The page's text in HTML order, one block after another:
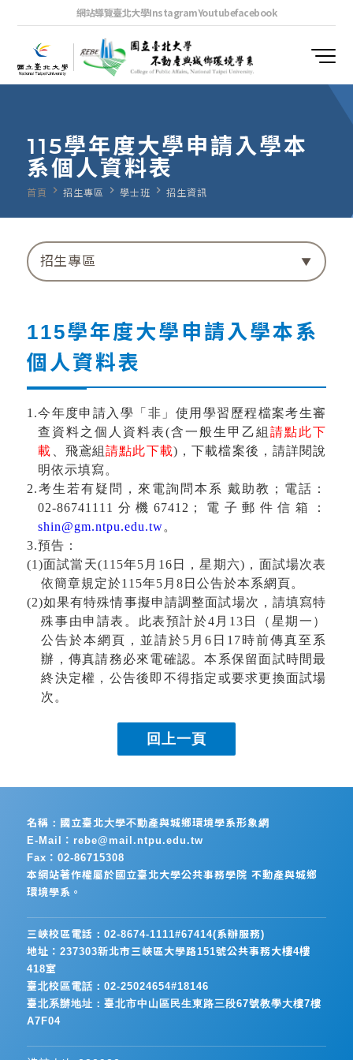
網站導覽臺北大學InstagramYoutubefacebook
115學年度大學申請入學本
系個人資料表
首頁 navigate_next 招生專區 navigate_next 學士班 navigate_next 招生資訊
招生專區
115學年度大學申請入學本系
個人資料表
1.今年度申請入學「非」使用學習歷程檔案考生審
查資料之個人資料表(含一般生甲乙組請點此下
載 、飛鳶組請點此下載) ，下載檔案後，請詳閱說
明依示填寫。
2.考生若有疑問，來電詢問本系 戴助教；電話：
02-86741111 分機 67412 ；電子郵件信箱：
shin@gm.ntpu.edu.tw。
3.預告：
(1)面試當天(115年5 月 16 日，星期六) ，面試場次表
依簡章規定於115年5 月8 日公告於本系網頁。
(2)如果有特殊情事擬申請調整面試場次，請填寫特
殊事由申請表。此表預計於4 月 13 日（星期一）
公告於本網頁，並請於5 月6 日 17時前傳真至系
辦，傳真請務必來電確認。本系保留面試時間最
終決定權，公告後即不得指定或要求更換面試場
次。
三峽校區電話：02-8674-1111#67414(系辦服務)
地址：237303新北市三峽區大學路151號公共事務大樓4樓
418室
臺北校區電話：02-25024654#18146
臺北系辦地址：臺北市中山區民生東路三段67號教學大樓7樓
A7F04
名稱：國立臺北大學不動產與城鄉環境學系形象網
E-Mail：rebe@mail.ntpu.edu.tw
Fax：02-86715308
本網站著作權屬於國立臺北大學公共事務學院 不動產與城鄉
環境學系。